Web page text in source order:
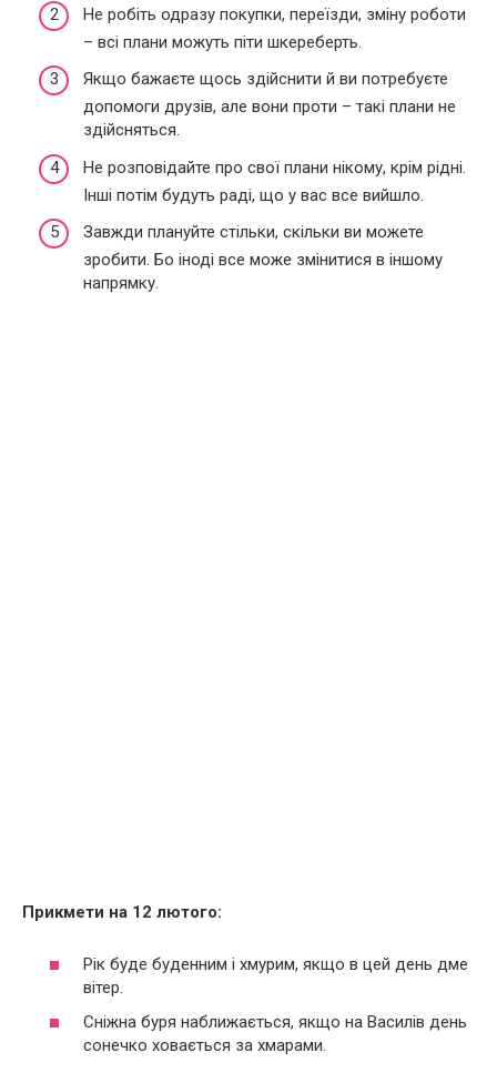
Не робіть одразу покупки, переїзди, зміну роботи
– всі плани можуть піти шкереберть.
Якщо бажаєте щось здійснити й ви потребуєте
допомоги друзів, але вони проти – такі плани не
здійсняться.
Не розповідайте про свої плани нікому, крім рідні.
Інші потім будуть раді, що у вас все вийшло.
Завжди плануйте стільки, скільки ви можете
зробити. Бо іноді все може змінитися в іншому
напрямку.
Прикмети на 12 лютого:
Рік буде буденним і хмурим, якщо в цей день дме
вітер.
Сніжна буря наближається, якщо на Василів день
сонечко ховається за хмарами.